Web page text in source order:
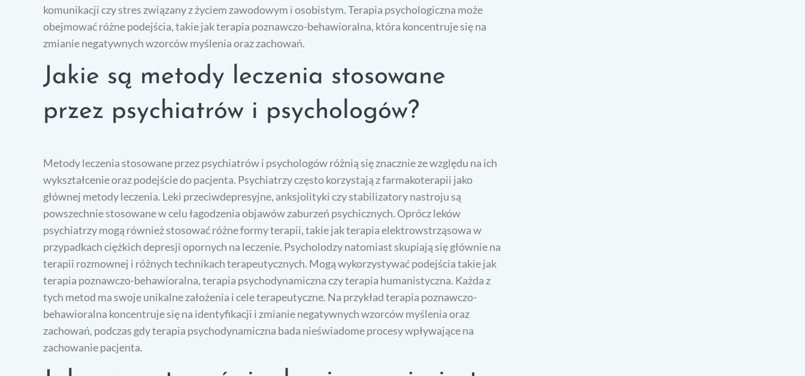
komunikacji czy stres związany z życiem zawodowym i osobistym. Terapia psychologiczna może
obejmować różne podejścia, takie jak terapia poznawczo-behawioralna, która koncentruje się na
zmianie negatywnych wzorców myślenia oraz zachowań.
Jakie są metody leczenia stosowane
przez psychiatrów i psychologów?
Metody leczenia stosowane przez psychiatrów i psychologów różnią się znacznie ze względu na ich
wykształcenie oraz podejście do pacjenta. Psychiatrzy często korzystają z farmakoterapii jako
głównej metody leczenia. Leki przeciwdepresyjne, anksjolityki czy stabilizatory nastroju są
powszechnie stosowane w celu łagodzenia objawów zaburzeń psychicznych. Oprócz leków
psychiatrzy mogą również stosować różne formy terapii, takie jak terapia elektrowstrząsowa w
przypadkach ciężkich depresji opornych na leczenie. Psycholodzy natomiast skupiają się głównie na
terapii rozmownej i różnych technikach terapeutycznych. Mogą wykorzystywać podejścia takie jak
terapia poznawczo-behawioralna, terapia psychodynamiczna czy terapia humanistyczna. Każda z
tych metod ma swoje unikalne założenia i cele terapeutyczne. Na przykład terapia poznawczo-
behawioralna koncentruje się na identyfikacji i zmianie negatywnych wzorców myślenia oraz
zachowań, podczas gdy terapia psychodynamiczna bada nieświadome procesy wpływające na
zachowanie pacjenta.